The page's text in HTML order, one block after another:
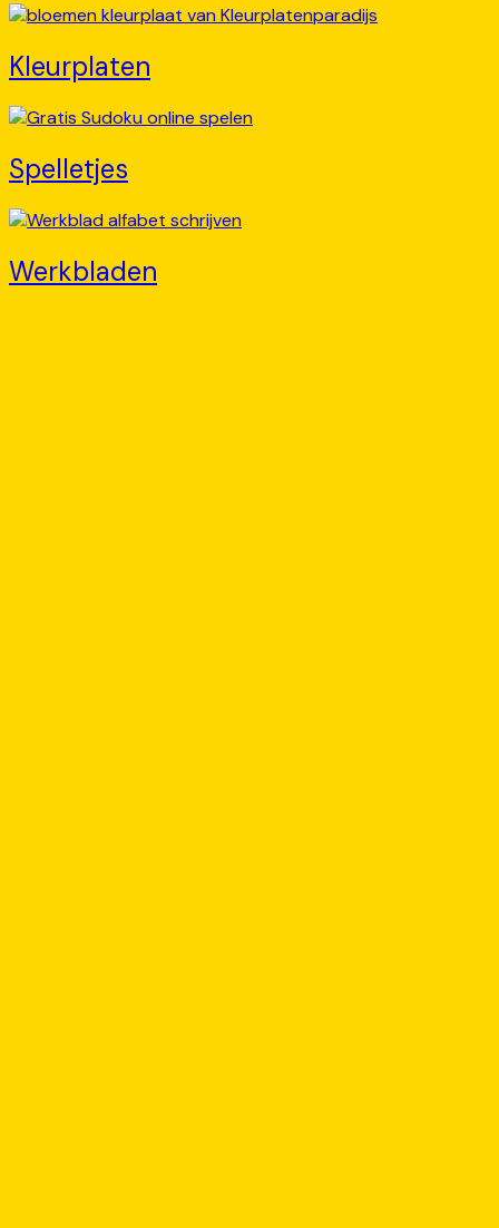
Kleurplaten
Spelletjes
Werkbladen